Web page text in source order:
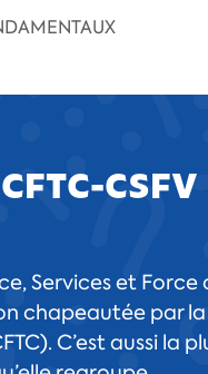
CSFV
Services et Force
chapeautée par
C’est aussi la